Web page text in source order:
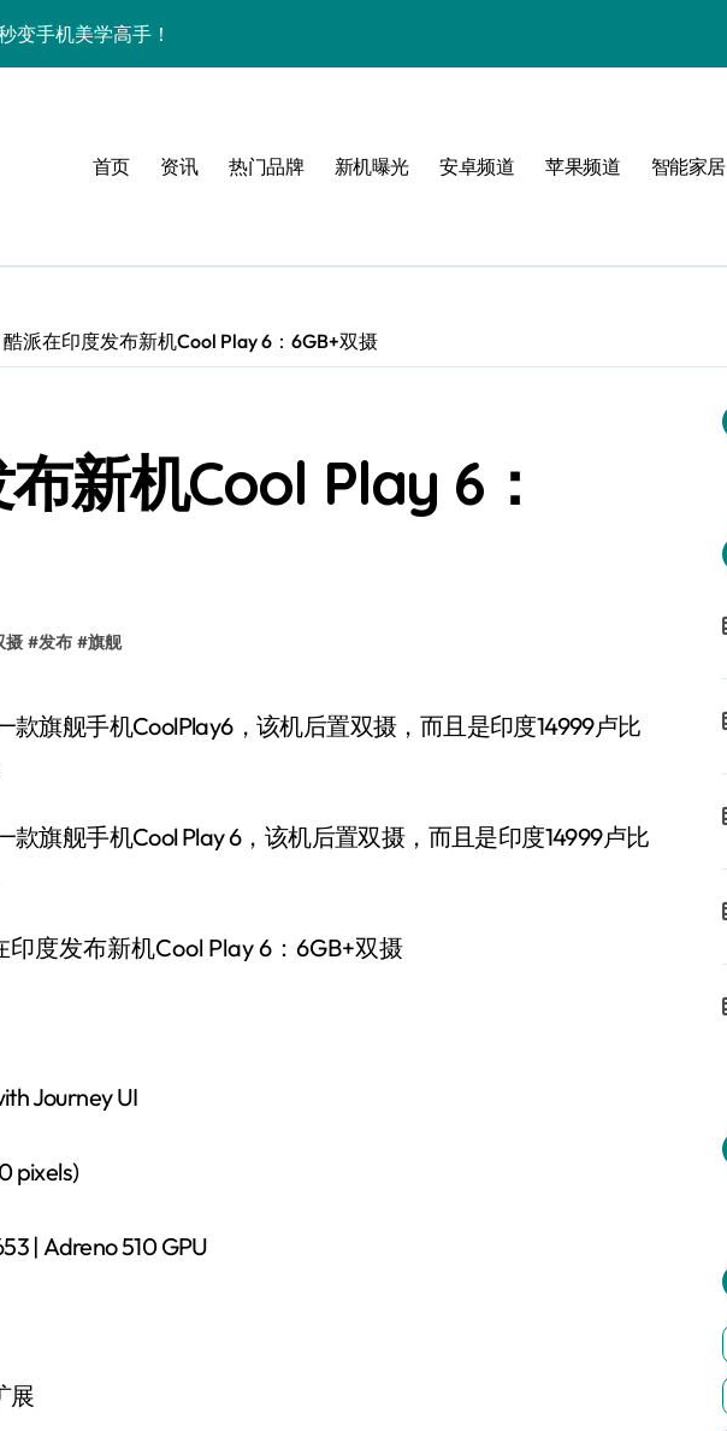
变手机美学高手！
旗舰新选择！
一键解锁酷炫风格！
炫酷加倍！
潮流定制，玩转无限可能
，一瞬惊艳
主题潮翻天
首页 资讯 热门品牌 新机曝光 安卓频道 苹果频道 智能家居
酷派在印度发布新机Cool Play 6：6GB+双摄
新机Cool Play 6：
摄 #发布 #旗舰
旗舰手机Cool Play 6，该机后置双摄，而且是印度14999卢比
Journey UI
pixels)
| Adreno 510 GPU
展